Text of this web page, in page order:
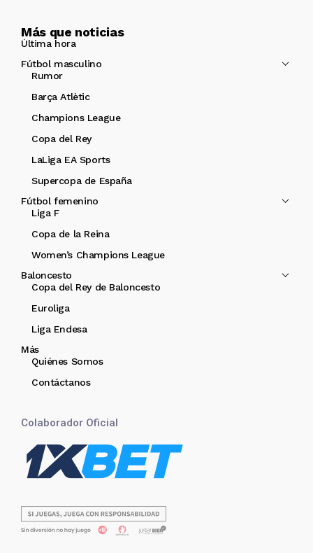
Más que noticias
Última hora
Fútbol masculino
Rumor
Barça Atlètic
Champions League
Copa del Rey
LaLiga EA Sports
Supercopa de España
Fútbol femenino
Liga F
Copa de la Reina
Women’s Champions League
Baloncesto
Copa del Rey de Baloncesto
Euroliga
Liga Endesa
Más
Quiénes Somos
Contáctanos
Colaborador Oficial